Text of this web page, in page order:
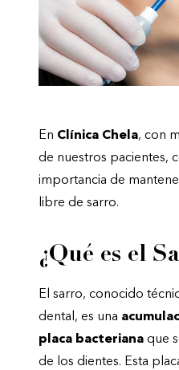
En Clínica Chela, con
de nuestros pacientes,
importancia de
libre de sarro.
¿Qué es el
El sarro, conocido
dental, es una
placa bacteriana que
de los dientes. Esta